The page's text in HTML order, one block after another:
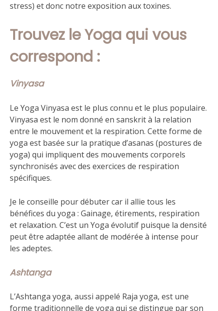
stress) et donc notre exposition aux toxines.
Trouvez le Yoga qui vous
correspond :
Vinyasa
Le Yoga Vinyasa est le plus connu et le plus populaire.
Vinyasa est le nom donné en sanskrit à la relation
entre le mouvement et la respiration. Cette forme de
yoga est basée sur la pratique d’asanas (postures de
yoga) qui impliquent des mouvements corporels
synchronisés avec des exercices de respiration
spécifiques.
Je le conseille pour débuter car il allie tous les
bénéfices du yoga : Gainage, étirements, respiration
et relaxation. C’est un Yoga évolutif puisque la densité
peut être adaptée allant de modérée à intense pour
les adeptes.
Ashtanga
L’Ashtanga yoga, aussi appelé Raja yoga, est une
forme traditionnelle de yoga qui se distingue par son